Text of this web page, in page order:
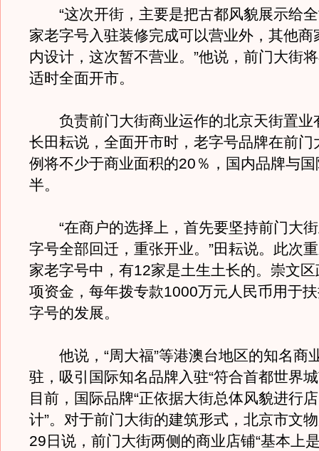
“这次开街，主要是把古都风貌展示给
家老字号入驻装修完成可以营业外，其他商
内设计，这次暂不营业。”他说，前门大街
适时全面开市。
负责前门大街商业运作的北京天街置业
长田耘说，全面开市时，老字号品牌在前门
例将不少于商业面积的20％，国内品牌与
半。
“在商户的选择上，首先要坚持前门大街
字号全部回迁，重张开业。”田耘说。此次
家老字号中，有12家是土生土长的。崇文
项资金，每年拨专款1000万元人民币用于
字号的发展。
他说，“周大福”等港澳台地区的知名商
驻，吸引国际知名品牌入驻“符合首都世界
目前，国际品牌“正依据大街总体风貌进行
计”。对于前门大街的建筑形式，北京市文
29日说，前门大街两侧的商业店铺“基本上